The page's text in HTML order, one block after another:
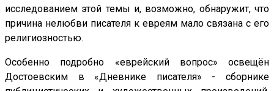
исследованием этой темы и, возможно, обнаружит, что
причина нелюбви писателя к евреям мало связана с его
религиозностью.
Особенно подробно «еврейский вопрос» освещён
Достоевским в «Дневнике писателя» - сборнике